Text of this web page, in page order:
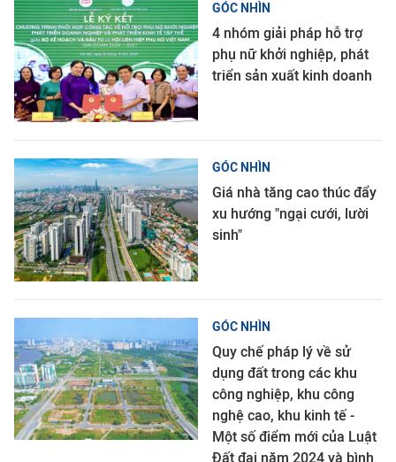
GÓC NHÌN
4 nhóm giải pháp hỗ trợ
phụ nữ khởi nghiệp, phát
triển sản xuất kinh doanh
GÓC NHÌN
Giá nhà tăng cao thúc đẩy
xu hướng "ngại cưới, lười
sinh"
GÓC NHÌN
Quy chế pháp lý về sử
dụng đất trong các khu
công nghiệp, khu công
nghệ cao, khu kinh tế -
Một số điểm mới của Luật
Đất đai năm 2024 và bình